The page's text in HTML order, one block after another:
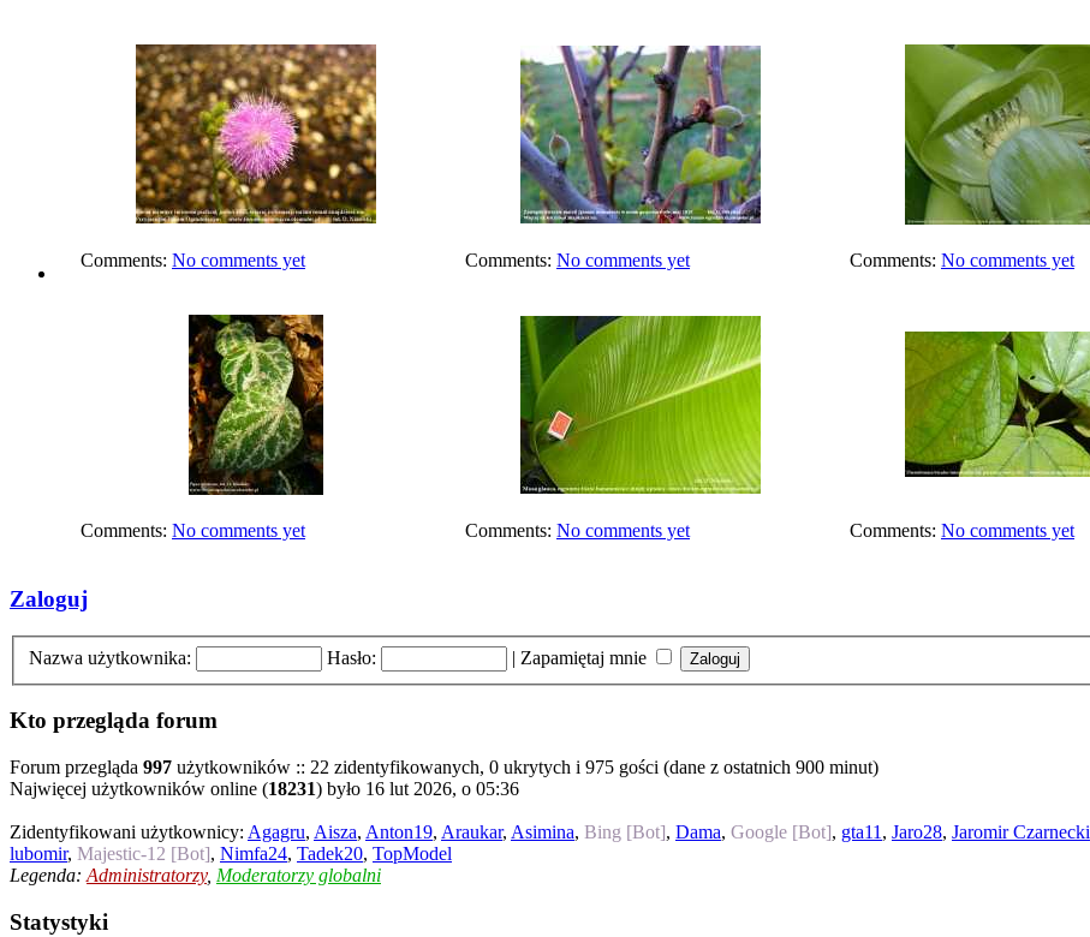
Comments: No comments yet Comments: No comments yet Comments: No comments yet
Comments: No comments yet Comments: No comments yet Comments: No comments yet
Zaloguj
Nazwa użytkownika: Hasło: | Zapamiętaj mnie
Kto przegląda forum
Forum przegląda 997 użytkowników :: 22 zidentyfikowanych, 0 ukrytych i 975 gości (dane z ostatnich 900 minut)
Najwięcej użytkowników online (18231) było 16 lut 2026, o 05:36
Zidentyfikowani użytkownicy: Agagru, Aisza, Anton19, Araukar, Asimina, Bing [Bot], Dama, Google [Bot], gta11 , Jaro28, Jaromir Czarnecki
lubomir, Majestic-12 [Bot], Nimfa24, Tadek20, TopModel
Legenda: Administratorzy, Moderatorzy globalni
Statystyki